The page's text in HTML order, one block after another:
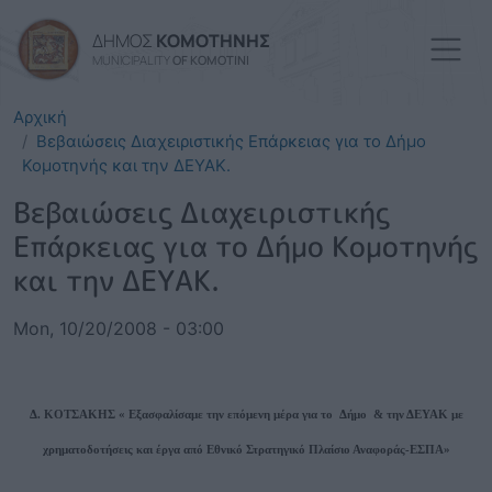
ΔΗΜΟΣ ΚΟΜΟΤΗΝΗΣ
MUNICIPALITY OF KOMOTINI
Αρχική
Βεβαιώσεις Διαχειριστικής Επάρκειας για το Δήμο
Κομοτηνής και την ΔΕΥΑΚ.
Βεβαιώσεις Διαχειριστικής
Επάρκειας για το Δήμο Κομοτηνής
και την ΔΕΥΑΚ.
Mon, 10/20/2008 - 03:00
Δ. ΚΟΤΣΑΚΗΣ « Εξασφαλίσαμε την επόμενη μέρα για το Δήμο & την ΔΕΥΑΚ με
χρηματοδοτήσεις και έργα από Εθνικό Στρατηγικό Πλαίσιο Αναφοράς-ΕΣΠΑ»